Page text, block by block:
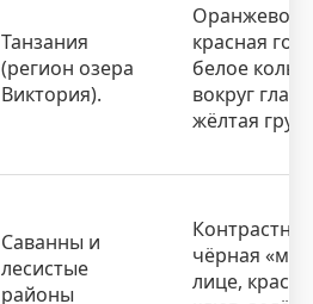
Танзания
(регион озера
Виктория).
Оранжево-
красная
белое
вокруг глаз,
жёлтая
Саванны и
лесистые
районы
Контрастная
чёрная
лице,